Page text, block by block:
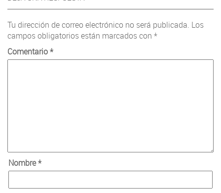
Tu dirección de correo electrónico no será publicada. Los
campos obligatorios están marcados con *
Comentario*
Nombre*